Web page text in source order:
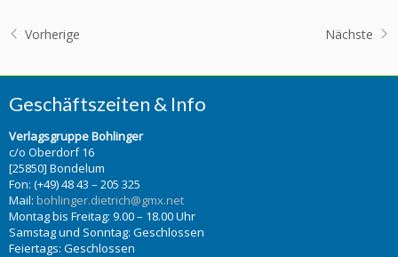
Vorherige Nächste
Geschäftszeiten & Info
Verlagsgruppe Bohlinger
c/o Oberdorf 16
[25850] Bondelum
Fon: (+49) 48 43 – 205 325
Mail: bohlinger.dietrich@gmx.net
Montag bis Freitag: 9.00 – 18.00 Uhr
Samstag und Sonntag: Geschlossen
Feiertags: Geschlossen